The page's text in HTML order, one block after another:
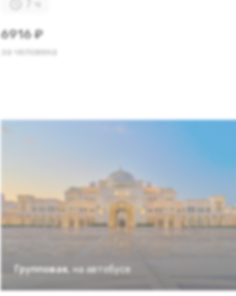
7 ч
6916 ₽
за человека
Групповая, на автобусе